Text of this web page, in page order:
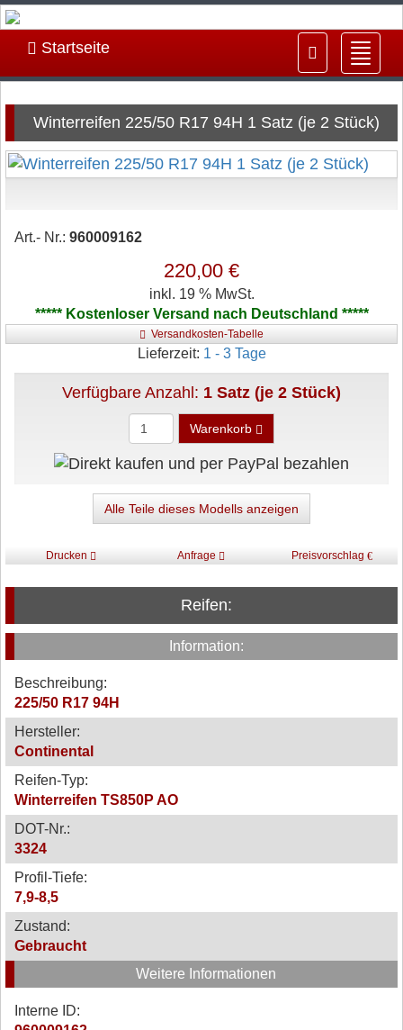
ein-/
Startseite
Winterreifen 225/50 R17 94H 1 Satz (je 2 Stück)
Art.- Nr.: 960009162
220,00 €
inkl. 19 % MwSt.
***** Kostenloser Versand nach Deutschland *****
Versandkosten-Tabelle
Lieferzeit: 1 - 3 Tage
Verfügbare Anzahl: 1 Satz (je 2 Stück)
Warenkorb
Alle Teile dieses Modells anzeigen
Drucken Anfrage Preisvorschlag
Reifen:
Information:
Beschreibung:
225/50 R17 94H
Hersteller:
Continental
Reifen-Typ:
Winterreifen TS850P AO
DOT-Nr.:
3324
Profil-Tiefe:
7,9-8,5
Zustand:
Gebraucht
Weitere Informationen
Interne ID: